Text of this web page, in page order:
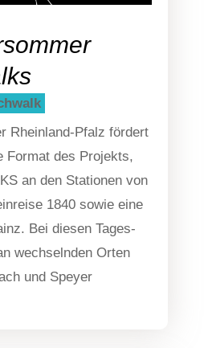
Rhein­land-Pfalz för­dert
For­mat des Pro­jekts,
an den Sta­tio­nen von
1840 sowie eine
Bei die­sen Tages­
wech­seln­den Orten
und Spey­er